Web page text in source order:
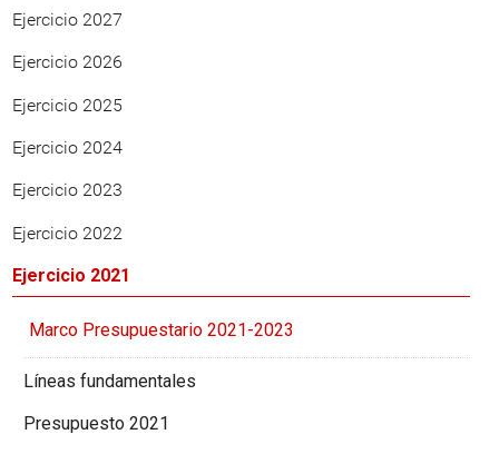
Ejercicio 2027
Ejercicio 2026
Ejercicio 2025
Ejercicio 2024
Ejercicio 2023
Ejercicio 2022
Ejercicio 2021
Marco Presupuestario 2021-2023
Líneas fundamentales
Presupuesto 2021